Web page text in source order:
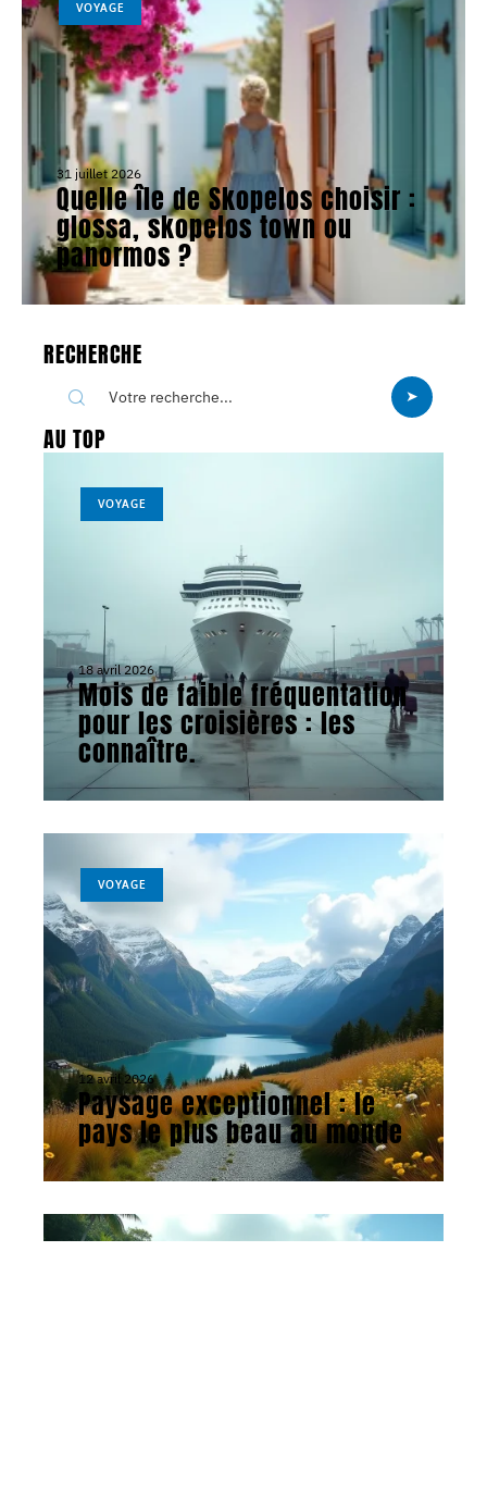
VOYAGE
31 juillet 2026
Quelle île de Skopelos choisir :
glossa, skopelos town ou
panormos ?
RECHERCHE
AU TOP
VOYAGE
18 avril 2026
Mois de faible fréquentation
pour les croisières : les
connaître.
VOYAGE
12 avril 2026
Paysage exceptionnel : le
pays le plus beau au monde